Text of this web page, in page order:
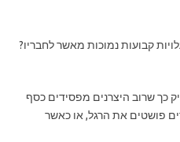
קבועות נמוכות מאשר לחבריו?
כך שרוב היצרנים מפסידים כסף
פושטים את הרגל, או כאשר